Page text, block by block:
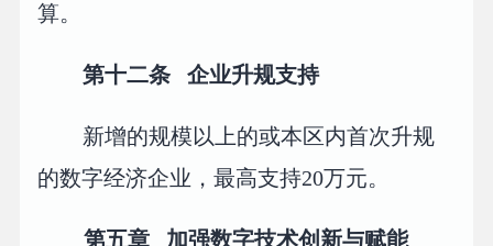
算。
第十二条 企业升规支持
新增的规模以上的或本区内首次升规
的数字经济企业，最高支持20万元。
第五章 加强数字技术创新与赋能